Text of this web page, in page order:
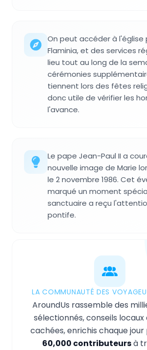
On peut accéder à l'église
Flaminia, et des services
lieu tout au long de la
cérémonies
tiennent lors des fêtes
donc utile de vérifier les
l'avance.
Le pape Jean-Paul II a
nouvelle image de Marie
le 2 novembre 1986. Cet
marqué un moment
sanctuaire a reçu
pontife.
LA COMMUNAUTÉ DES
AroundUs rassemble des
sélectionnés, conseils
cachées, enrichis chaque
60,000 contributeursà